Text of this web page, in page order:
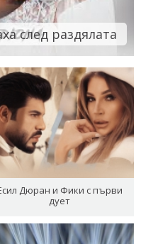
след раздялата
Дюран и Фики с първи
дует